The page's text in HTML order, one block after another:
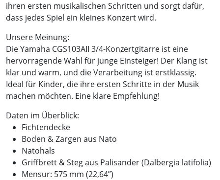
ihren ersten musikalischen Schritten und sorgt dafür,
dass jedes Spiel ein kleines Konzert wird.
Unsere Meinung:
Die Yamaha CGS103AII 3/4-Konzertgitarre ist eine
hervorragende Wahl für junge Einsteiger! Der Klang ist
klar und warm, und die Verarbeitung ist erstklassig.
Ideal für Kinder, die ihre ersten Schritte in der Musik
machen möchten. Eine klare Empfehlung!
Daten im Überblick:
Fichtendecke
Boden & Zargen aus Nato
Natohals
Griffbrett & Steg aus Palisander (Dalbergia latifolia)
Mensur: 575 mm (22,64”)